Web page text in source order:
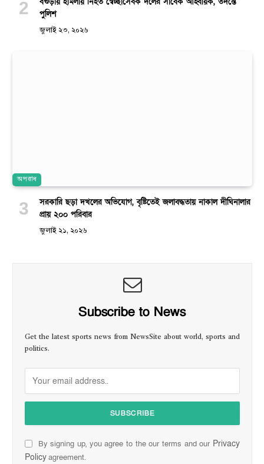
পুলিশ
জুলাই ২৩, ২০২৬
অপরাধ
সরকারি ছড়া দখলের অভিযোগ, বৃষ্টিতেই জলাবদ্ধতায় নাকাল দীঘিনালার
প্রায় ২০০ পরিবার
জুলাই ২১, ২০২৬
Subscribe to News
Get the latest sports news from NewsSite about world, sports and
politics.
By signing up, you agree to the our terms and our Privacy
Policyagreement.